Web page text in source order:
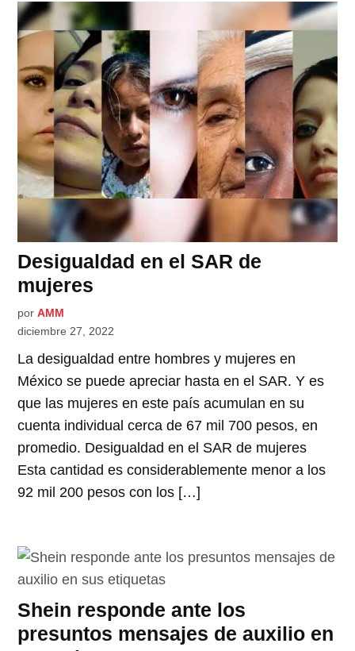
Desigualdad en el SAR de
mujeres
por AMM
diciembre 27, 2022
La desigualdad entre hombres y mujeres en
México se puede apreciar hasta en el SAR. Y es
que las mujeres en este país acumulan en su
cuenta individual cerca de 67 mil 700 pesos, en
promedio. Desigualdad en el SAR de mujeres
Esta cantidad es considerablemente menor a los
92 mil 200 pesos con los […]
Shein responde ante los
presuntos mensajes de auxilio en